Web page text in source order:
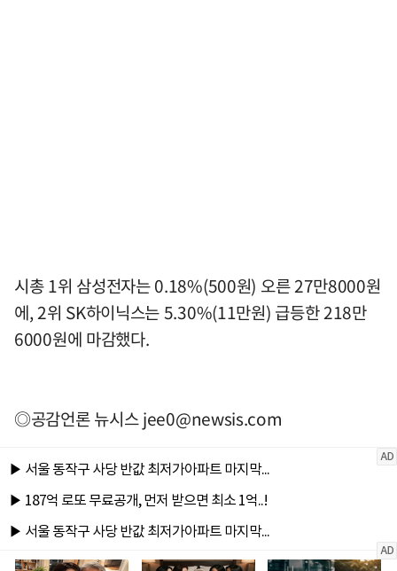
시총 1위 삼성전자는 0.18%(500원) 오른 27만8000원
에, 2위 SK하이닉스는 5.30%(11만원) 급등한 218만
6000원에 마감했다.
◎공감언론 뉴시스jee0@newsis.com